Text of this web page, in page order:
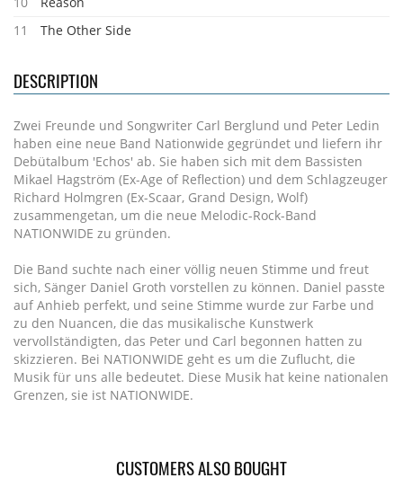
11
The Other Side
DESCRIPTION
Zwei Freunde und Songwriter Carl Berglund und Peter Ledin
haben eine neue Band Nationwide gegründet und liefern ihr
Debütalbum 'Echos' ab. Sie haben sich mit dem Bassisten
Mikael Hagström (Ex-Age of Reflection) und dem Schlagzeuger
Richard Holmgren (Ex-Scaar, Grand Design, Wolf)
zusammengetan, um die neue Melodic-Rock-Band
NATIONWIDE zu gründen.
Die Band suchte nach einer völlig neuen Stimme und freut
sich, Sänger Daniel Groth vorstellen zu können. Daniel passte
auf Anhieb perfekt, und seine Stimme wurde zur Farbe und
zu den Nuancen, die das musikalische Kunstwerk
vervollständigten, das Peter und Carl begonnen hatten zu
skizzieren. Bei NATIONWIDE geht es um die Zuflucht, die
Musik für uns alle bedeutet. Diese Musik hat keine nationalen
Grenzen, sie ist NATIONWIDE.
CUSTOMERS ALSO BOUGHT